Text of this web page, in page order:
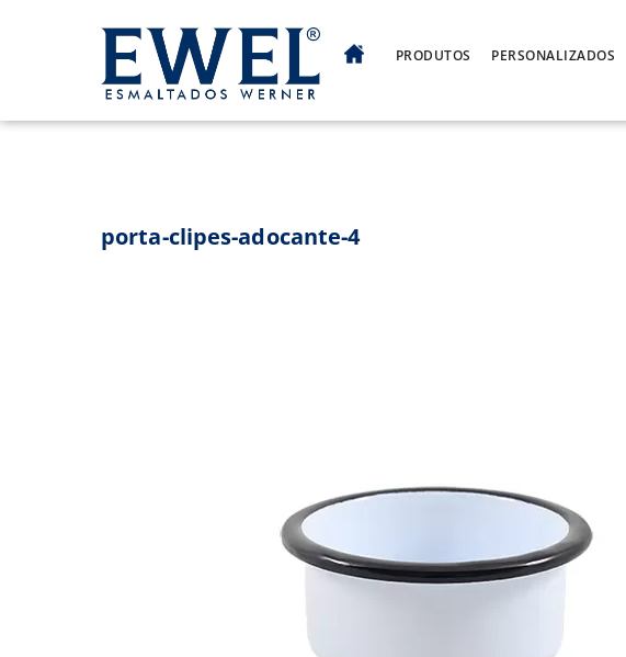
PRODUTOS PERSONALIZADOS
porta-clipes-adocante-4